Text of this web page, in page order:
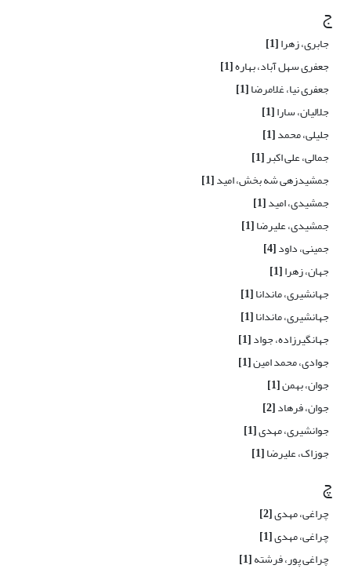
ج
جابری، زهرا[1]
جعفری سهل آباد، بهاره[1]
جعفری نیا، غلامرضا[1]
جلالیان، سارا[1]
جلیلی، محمد[1]
جمالی، علی اکبر[1]
جمشیدزهی شه بخش، امید[1]
جمشیدی، امید[1]
جمشیدی، علیرضا[1]
جمینی، داود[4]
جهان، زهرا[1]
جهانشیری، ماندانا[1]
جهانشیری، ماندانا[1]
جهانگیرزاده، جواد[1]
جوادی، محمد امین[1]
جوان، بهمن[1]
جوان، فرهاد[2]
جوانشیری، مهدی[1]
جوزاک، علیرضا[1]
چ
چراغی، مهدی[2]
چراغی، مهدی[1]
چراغی پور، فرشته[1]